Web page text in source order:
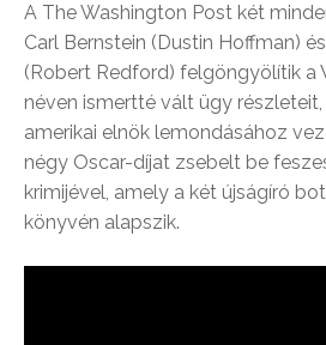
A The Washington Post két
Carl Bernstein (Dustin Hoffman)
(Robert Redford) felgöngyölítik
néven ismertté vált ügy
amerikai elnök lemondásához
négy Oscar-díjat zsebelt be
krimijével, amely a két újságíró
könyvén alapszik.